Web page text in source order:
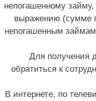
непогашенному
выражению (сумме
непогашенным
Для получения
обратиться к
В интернете, по